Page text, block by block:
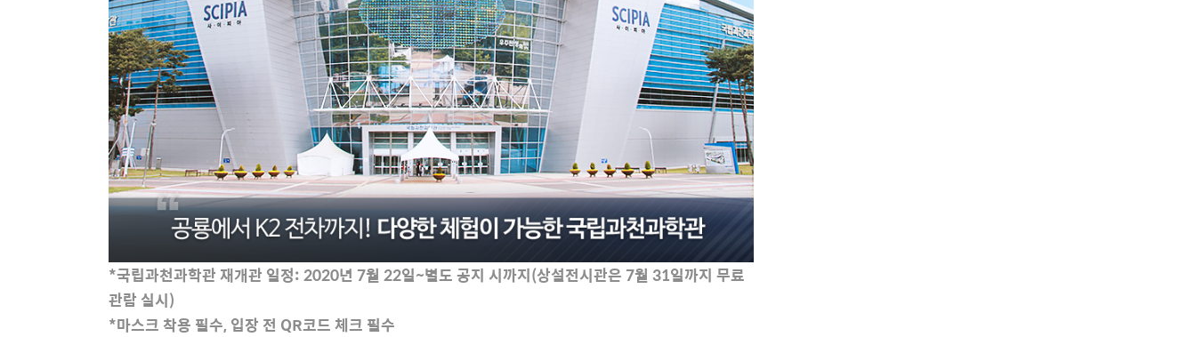
*국립과천과학관 재개관 일정: 2020년 7월 22일~별도 공지 시까지(상설전시관은 7월 31일까지 무료
관람 실시)
*마스크 착용 필수, 입장 전 QR코드 체크 필수